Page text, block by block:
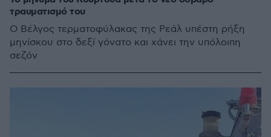
τραυματισμό του
Ο Βέλγος τερματοφύλακας της Ρεάλ υπέστη ρήξη
μηνίσκου στο δεξί γόνατο και χάνει την υπόλοιπη
σεζόν